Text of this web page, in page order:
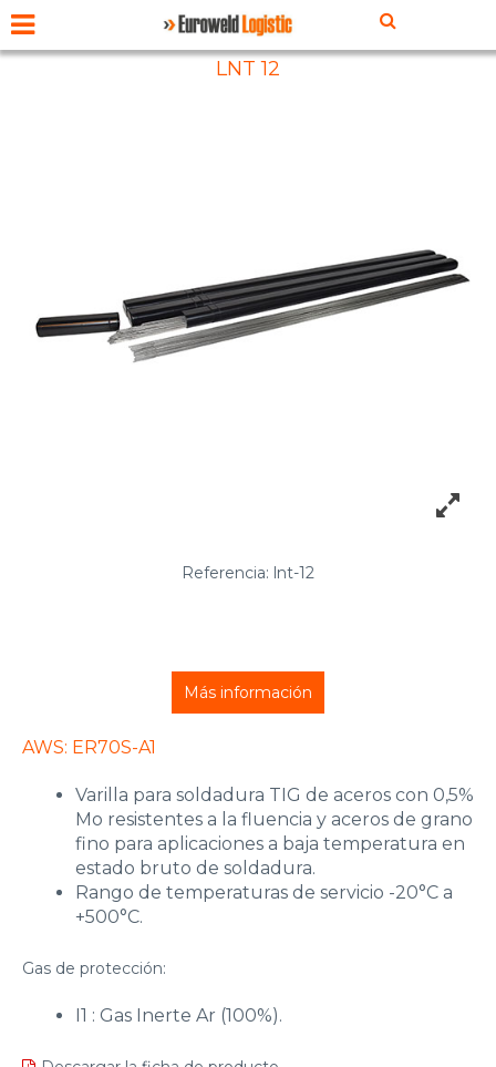
LNT 12
Referencia: lnt-12
AWS: ER70S-A1
Varilla para soldadura TIG de aceros con 0,5%
Mo resistentes a la fluencia y aceros de grano
fino para aplicaciones a baja temperatura en
estado bruto de soldadura.
Rango de temperaturas de servicio -20°C a
+500°C.
Gas de protección:
I1 : Gas Inerte Ar (100%).
Más información